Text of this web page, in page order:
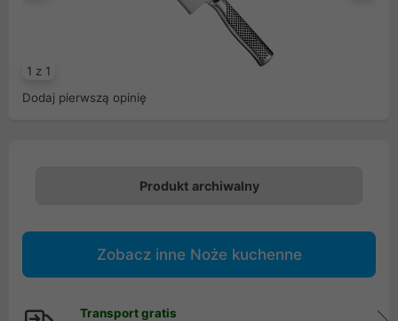
1 z 1
Dodaj pierwszą opinię
Produkt archiwalny
Zobacz inne Noże kuchenne
Transport gratis